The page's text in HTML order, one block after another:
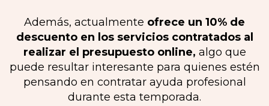
Además, actualmente ofrece un 10% de
descuento en los servicios contratados al
realizar el presupuesto online, algo que
puede resultar interesante para quienes estén
pensando en contratar ayuda profesional
durante esta temporada.